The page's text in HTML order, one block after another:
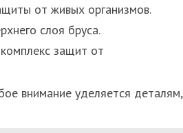
от живых организмов.
слоя бруса.
защит от
внимание уделяется деталям,